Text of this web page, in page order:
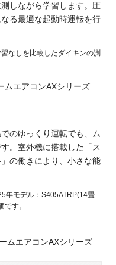
しながら学習します。圧
る最適な起動時運転を行
なしを比較したダイキンの測
のゆっくり運転でも、ム
。室外機に搭載した「ス
の働きにより、小さな能
年モデル：S405ATRP(14畳
す。